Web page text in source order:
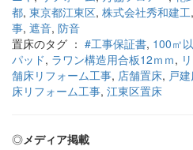
都, 東京都江東区, 株式会社秀和建工,
事, 遮音, 防音
置床のタグ ： #工事保証書, 100㎡
パッド, ラワン構造用合板12ｍｍ,
舗床リフォーム工事, 店舗置床, 戸
床リフォーム工事, 江東区置床
◎メディア掲載